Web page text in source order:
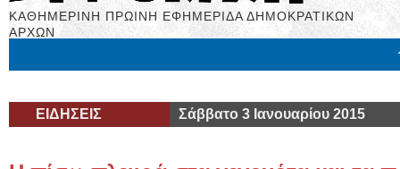
ΚΑΘΗΜΕΡΙΝΗ ΠΡΩΙΝΗ ΕΦΗΜΕΡΙΔΑ ΔΗΜΟΚΡΑΤΙΚΩΝ
ΑΡΧΩΝ
ΕΙΔΗΣΕΙΣ Σάββατο 3 Ιανουαρίου 2015